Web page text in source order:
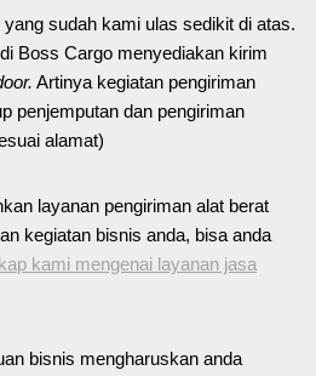
sudah kami ulas sedikit di atas.
Boss Cargo menyediakan kirim
Artinya kegiatan pengiriman
penjemputan dan pengiriman
alamat)
layanan pengiriman alat berat
kegiatan bisnis anda, bisa anda
kami mengenai layanan jasa
bisnis mengharuskan anda